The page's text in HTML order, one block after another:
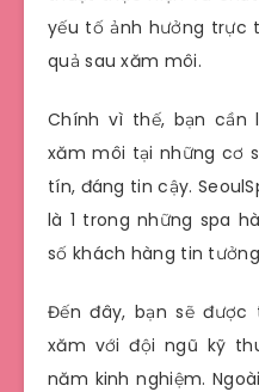
yếu tố ảnh hưởng trực
quả sau xăm môi.
Chính vì thế, bạn cần
xăm môi tại những cơ
tín, đáng tin cậy.
là 1 trong những spa
số khách hàng tin
Đến đây, bạn sẽ
xăm với đội ngũ kỹ
năm kinh nghiệm.